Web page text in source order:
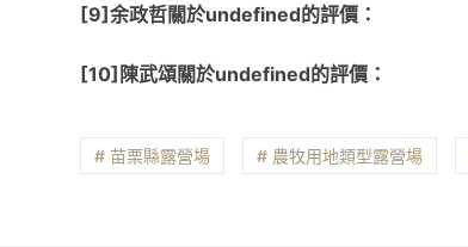
[9]余政哲關於undefined的評價：
[10]陳武頌關於undefined的評價：
# 苗栗縣露營場 # 農牧用地類型露營場